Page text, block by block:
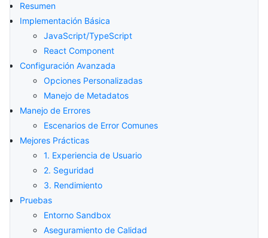
Resumen
Implementación Básica
JavaScript/TypeScript
React Component
Configuración Avanzada
Opciones Personalizadas
Manejo de Metadatos
Manejo de Errores
Escenarios de Error Comunes
Mejores Prácticas
1. Experiencia de Usuario
2. Seguridad
3. Rendimiento
Pruebas
Entorno Sandbox
Aseguramiento de Calidad